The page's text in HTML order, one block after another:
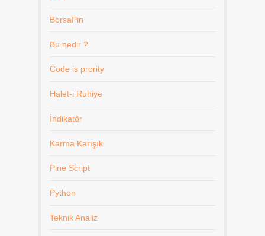
BorsaPin
Bu nedir ?
Code is prority
Halet-i Ruhiye
İndikatör
Karma Karışık
Pine Script
Python
Teknik Analiz